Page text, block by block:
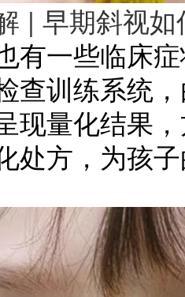
| 早期斜视
有一些临床
查训练系统
现量化结果
处方，为孩